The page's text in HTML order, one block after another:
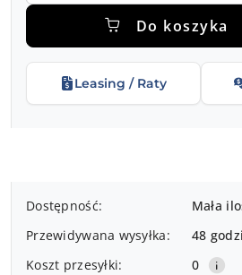
Do koszyka
Leasing / Raty
Dostępność
dostawa
Dostępność:
Mała
Przewidywana wysyłka:
48
Koszt przesyłki:
0